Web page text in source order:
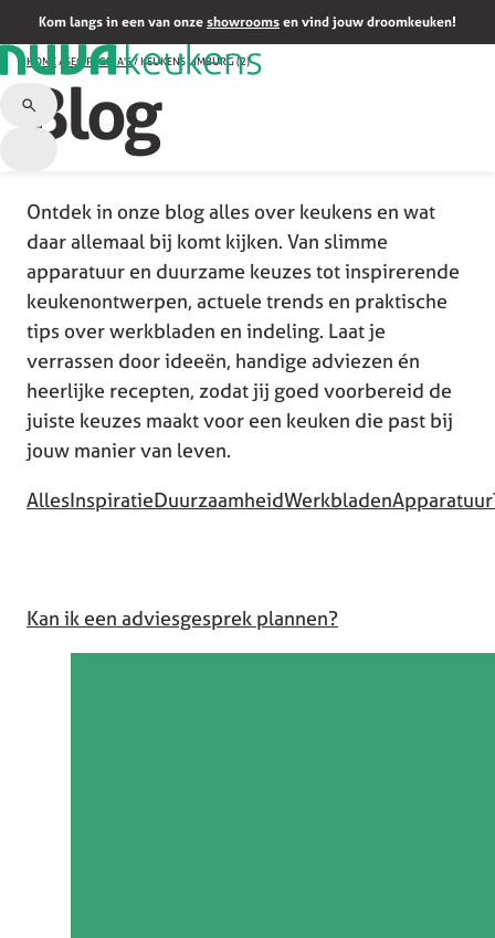
Kom langs in een van onze showrooms en vind jouw droomkeuken!
HOME/ SEO PAGINA'S/KEUKENS LIMBURG (2)
Blog
Ontdek in onze blog alles over keukens en wat
daar allemaal bij komt kijken. Van slimme
apparatuur en duurzame keuzes tot inspirerende
keukenontwerpen, actuele trends en praktische
tips over werkbladen en indeling. Laat je
verrassen door ideeën, handige adviezen én
heerlijke recepten, zodat jij goed voorbereid de
juiste keuzes maakt voor een keuken die past bij
jouw manier van leven.
AllesInspiratieDuurzaamheidWerkbladenApparatuur
Kan ik een adviesgesprek plannen?